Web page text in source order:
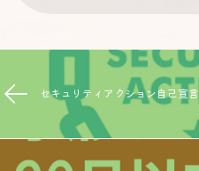
セキュリティアクション自己宣言